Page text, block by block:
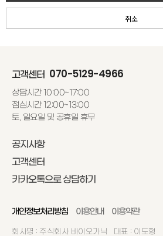
취소
고객센터 070-5129-4966
상담시간 10:00~17:00
점심시간 12:00~13:00
토, 일요일 및 공휴일 휴무
공지사항
고객센터
카카오톡으로 상담하기
개인정보처리방침 이용안내 이용약관
회사명 : 주식회사 바이오가닉 대표 : 이도형